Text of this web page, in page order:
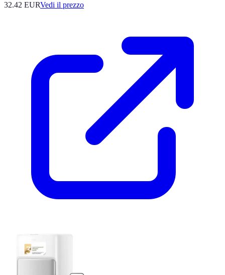
32.42 EURVedi il prezzo